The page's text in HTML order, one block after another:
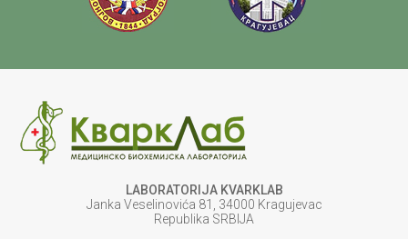
LABORATORIJA KVARKLAB
Janka Veselinovića 81, 34000 Kragujevac
Republika SRBIJA